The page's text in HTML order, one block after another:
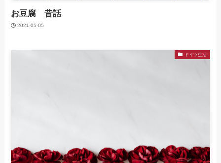
お豆腐 昔話
2021-05-05
ドイツ生活